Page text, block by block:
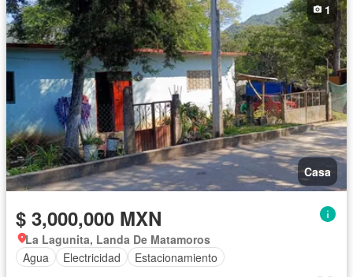
Casa
1
$ 3,000,000 MXN
La Lagunita, Landa De Matamoros
Agua
Electricidad Estacionamiento